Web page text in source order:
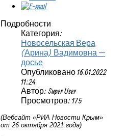
Подробности
Категория:
Новосельская Вера
(Арина) Вадимовна —
досье
Опубликовано 16.01.2022
11:24
Автор: Super User
Просмотров: 175
(Вебсайт «РИА Новости Крым»
от 26 октября 2021 года)